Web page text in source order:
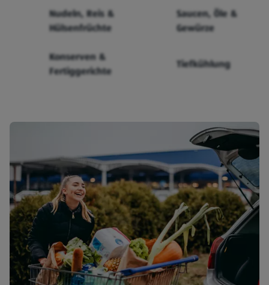
Nudeln, Reis &
Hülsenfrüchte
Saucen, Öle &
Gewürze
Konserven &
Fertiggerichte
Tiefkühlung